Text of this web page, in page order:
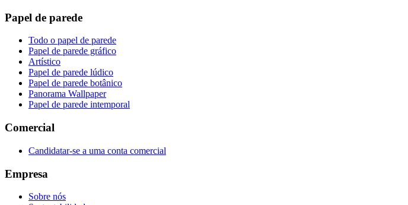
Papel de parede
Todo o papel de parede
Papel de parede gráfico
Artístico
Papel de parede lúdico
Papel de parede botânico
Panorama Wallpaper
Papel de parede intemporal
Comercial
Candidatar-se a uma conta comercial
Empresa
Sobre nós